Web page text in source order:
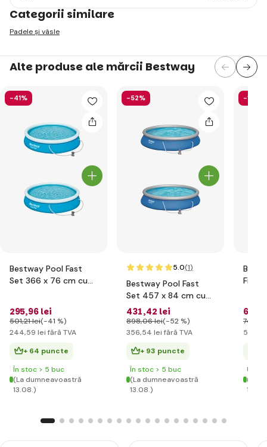
Categorii similare
Padele și vâsle
Alte produse ale mărcii Bestway
-41%
Bestway Pool Fast
Set 366 x 76 cm cu
295,96 lei
501,21 lei(-41 %)
244,59 lei fără TVA
+ 64 puncte
În stoc > 5 buc
(La dumneavoastră
13.08.)
-52%
5.0(1)
Bestway Pool Fast
Set 457 x 84 cm cu
filtrare
431,42 lei
898,06 lei(-52 %)
356,54 lei fără TVA
+ 93 puncte
În stoc > 5 buc
(La dumneavoastră
13.08.)
-13%
652
747
538
(La